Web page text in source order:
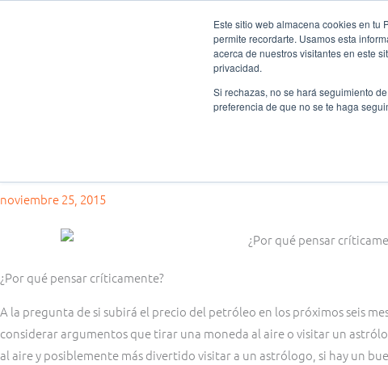
Este sitio web almacena cookies en tu
permite recordarte. Usamos esta
acerca de nuestros visitantes en este
privacidad.
Si rechazas, no se hará seguimiento
preferencia de que no se te haga
Fundación Actívate Quiénes
noviembre 25, 2015
¿Por qué pensar críticamente?
A la pregunta de si subirá el precio del petróleo en los próximos seis
considerar argumentos que tirar una moneda al aire o visitar un
al aire y posiblemente más divertido visitar a un astrólogo, si hay un